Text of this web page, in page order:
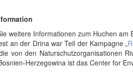
weitere Informationen zum Huchen am
an der Drina war Teil der Kampagne „
von den Naturschutzorganisationen
Herzegowina ist das Center for